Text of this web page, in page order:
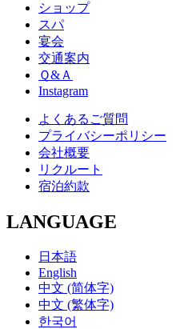
ショップ
スパ
宴会
交通案内
Ｑ&Ａ
Instagram
よくあるご質問
プライバシーポリシー
会社概要
リクルート
宿泊約款
LANGUAGE
日本語
English
中文 (简体字)
中文 (繁体字)
한국어